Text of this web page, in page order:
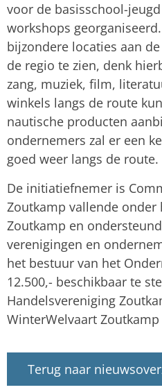
voor de basisschool-
workshops
bijzondere locaties aan
de regio te zien, denk
zang, muziek, film,
winkels langs de route
nautische producten
ondernemers zal er een
goed weer langs de route.
De initiatiefnemer is
Zoutkamp vallende
Zoutkamp en
verenigingen en
het bestuur van het
12.500,- beschikbaar te
Handelsvereniging
WinterWelvaart Zoutkamp
Terug naar